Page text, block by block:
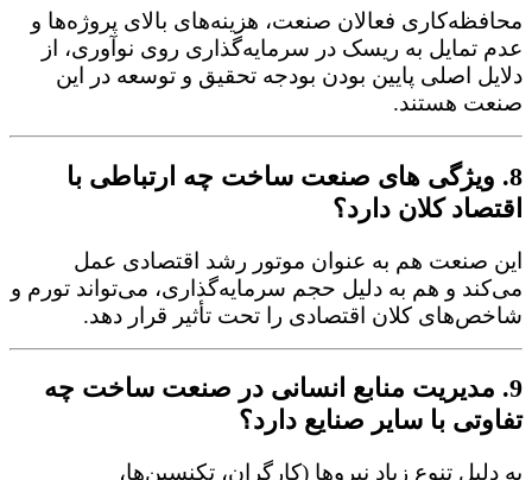
محافظه‌کاری فعالان صنعت، هزینه‌های بالای پروژه‌ها و
عدم تمایل به ریسک در سرمایه‌گذاری روی نوآوری، از
دلایل اصلی پایین بودن بودجه تحقیق و توسعه در این
صنعت هستند.
8. ویژگی های صنعت ساخت چه ارتباطی با
اقتصاد کلان دارد؟
این صنعت هم به عنوان موتور رشد اقتصادی عمل
می‌کند و هم به دلیل حجم سرمایه‌گذاری، می‌تواند تورم و
شاخص‌های کلان اقتصادی را تحت تأثیر قرار دهد.
9. مدیریت منابع انسانی در صنعت ساخت چه
تفاوتی با سایر صنایع دارد؟
به دلیل تنوع زیاد نیروها (کارگران، تکنسین‌ها،